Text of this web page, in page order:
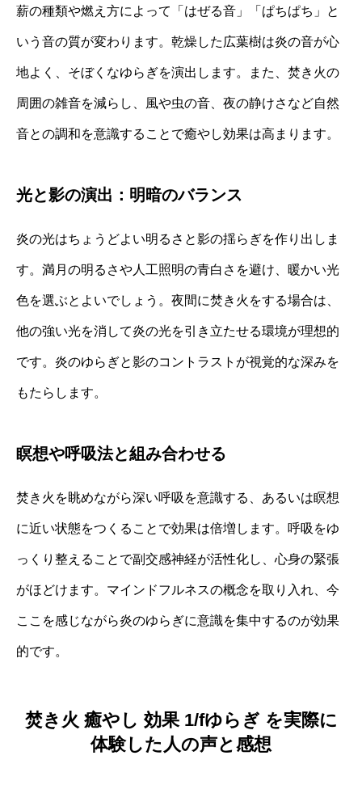
薪の種類や燃え方によって「はぜる音」「ぱちぱち」と
いう音の質が変わります。乾燥した広葉樹は炎の音が心
地よく、そぼくなゆらぎを演出します。また、焚き火の
周囲の雑音を減らし、風や虫の音、夜の静けさなど自然
音との調和を意識することで癒やし効果は高まります。
光と影の演出：明暗のバランス
炎の光はちょうどよい明るさと影の揺らぎを作り出しま
す。満月の明るさや人工照明の青白さを避け、暖かい光
色を選ぶとよいでしょう。夜間に焚き火をする場合は、
他の強い光を消して炎の光を引き立たせる環境が理想的
です。炎のゆらぎと影のコントラストが視覚的な深みを
もたらします。
瞑想や呼吸法と組み合わせる
焚き火を眺めながら深い呼吸を意識する、あるいは瞑想
に近い状態をつくることで効果は倍増します。呼吸をゆ
っくり整えることで副交感神経が活性化し、心身の緊張
がほどけます。マインドフルネスの概念を取り入れ、今
ここを感じながら炎のゆらぎに意識を集中するのが効果
的です。
焚き火 癒やし 効果 1/fゆらぎ を実際に
体験した人の声と感想